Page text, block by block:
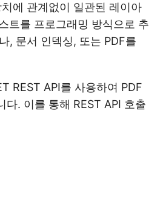
에 관계없이 일관된 레이아
트를 프로그래밍 방식으로 추
, 문서 인덱싱, 또는 PDF를
REST API를 사용하여 PDF
. 이를 통해 REST API 호출